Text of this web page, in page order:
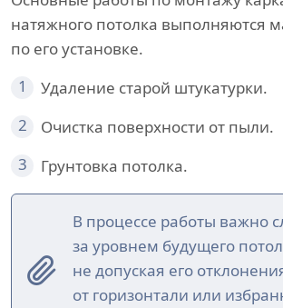
натяжного потолка выполняются
по его установке.
1
Удаление старой штукатурки.
2
Очистка поверхности от пыли.
3
Грунтовка потолка.
В процессе работы важно
за уровнем будущего
не допуская его
от горизонтали или